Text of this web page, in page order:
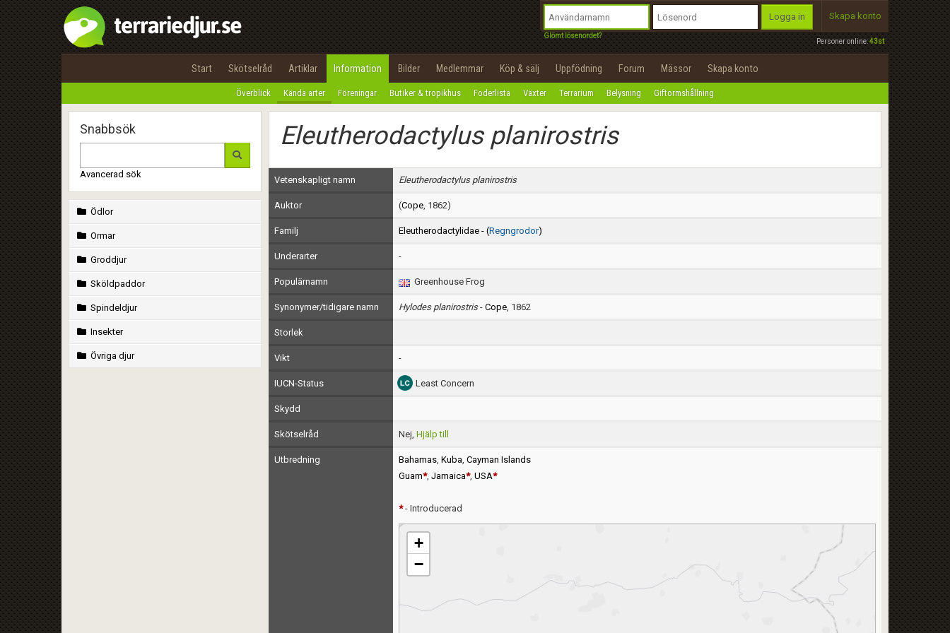
Personer online:43st
Logga in
Glömt lösenordet?
Skapa konto
Start Skötselråd Artiklar Information Bilder Medlemmar Köp & sälj Uppfödning Forum Mässor Skapa konto
Överblick Kända arter Föreningar Butiker & tropikhus Foderlista Växter Terrarium Belysning Giftormshållning
Snabbsök
Avancerad sök
Ödlor
Ormar
Groddjur
Sköldpaddor
Spindeldjur
Insekter
Övriga djur
Eleutherodactylus planirostris
Vetenskapligt namn Eleutherodactylus planirostris
Auktor (Cope, 1862)
Familj Eleutherodactylidae - (Regngrodor)
Underarter -
Populärnamn Greenhouse Frog
Synonymer/tidigare namn Hylodes planirostris- Cope, 1862
Storlek
Vikt -
IUCN-Status Least Concern
Skydd
Skötselråd Nej, Hjälp till
Utbredning Bahamas, Kuba, Cayman Islands
Guam*, Jamaica*, USA*
*- Introducerad
+
−
Utför
100%
OK
integritetspolicy
Namn:
Epost:
Användarnamn:
Lösenord:
Privacy Policy
Terms of Service
Begär nytt lösenord
Tillbaka till förstasidan